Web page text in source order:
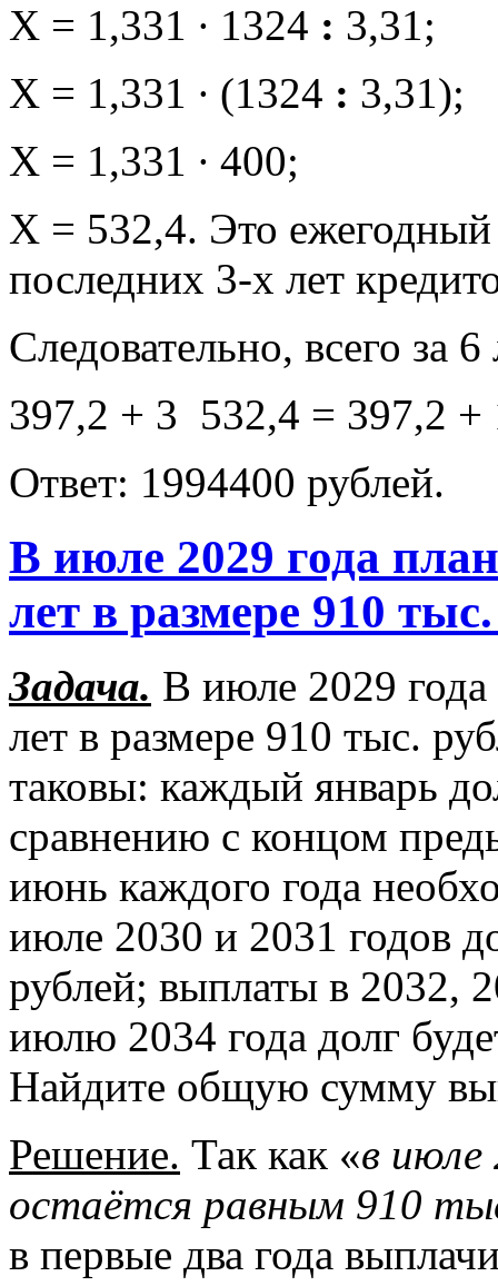
X = 1,331 ∙ 1324 : 3,31;
X = 1,331 ∙ (1324 : 3,31);
X = 1,331 ∙ 400;
X = 532,4. Это ежегодный
последних 3-х лет
Следовательно, всего за
397,2 + 3 532,4 = 397,2 +
Ответ: 1994400 рублей.
В июле 2029 года
лет в размере 910
Задача. В июле 2029 года
лет в размере 910 тыс.
таковы: каждый январь
сравнению с концом
июнь каждого года
июле 2030 и 2031 годов
рублей; выплаты в 2032,
июлю 2034 года долг
Найдите общую сумму
Решение. Так как «в июле
остаётся равным 910
в первые два года